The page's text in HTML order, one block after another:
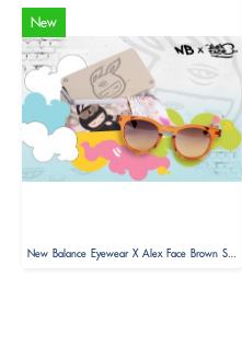
New
New Balance Eyewear X Alex Face Brown Sunglasses Limited Edition